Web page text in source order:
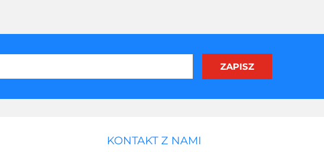
KONTAKT Z NAMI